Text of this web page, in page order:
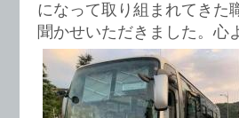
になって取り組まれてきた
聞かせいただきました。心